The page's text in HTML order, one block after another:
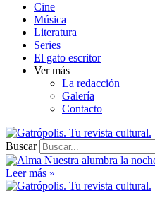
Cine
Música
Literatura
Series
El gato escritor
Ver más
La redacción
Galería
Contacto
Buscar
Leer más »